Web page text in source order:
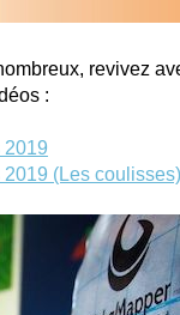
revivez
:
2019
(Les coulisses)